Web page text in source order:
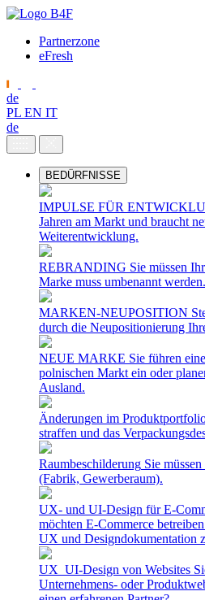
Partnerzone
eFresh
de
PL EN IT
de
BEDÜRFNISSE
IMPULSE FÜR
Jahren am Markt und braucht
Weiterentwicklung.
REBRANDING Sie müssen
Marke muss umbenannt werden.
MARKEN-NEUPOSITION
durch die Neupositionierung
NEUE MARKE Sie führen
polnischen Markt ein oder
Ausland.
Änderungen im
straffen und das
Raumbeschilderung Sie
(Fabrik, Gewerberaum).
UX- und UI-Design für E-
möchten E-Commerce
UX und Designdokumentation
UX_UI-Design von Websites
Unternehmens- oder